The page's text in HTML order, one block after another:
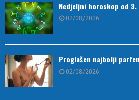
Nedjeljni horoskop od
02/08/2026
Proglašen najbolji
02/08/2026